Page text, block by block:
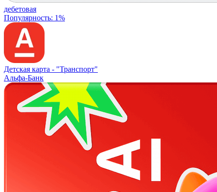
дебетовая
Популярность: 1%
Детская карта - "Транспорт"
Альфа-Банк